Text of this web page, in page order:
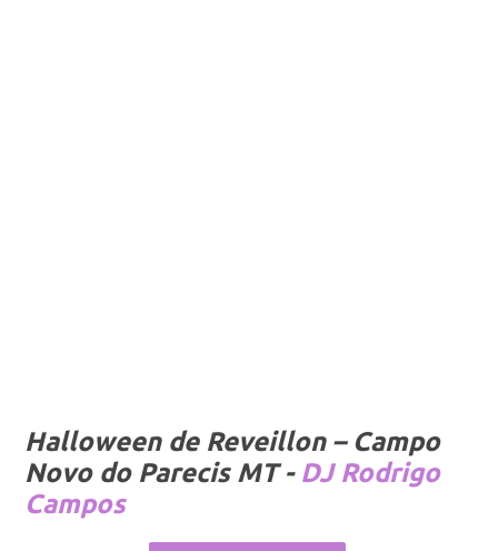
Halloween de Reveillon – Campo
Novo do Parecis MT - DJ Rodrigo
Campos